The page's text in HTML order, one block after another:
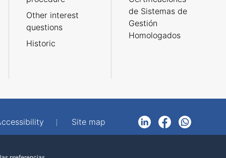
Other interest
questions
Historic
de Sistemas de
Gestión
Homologados
Site map
LinkedInFacebookWhatsApp